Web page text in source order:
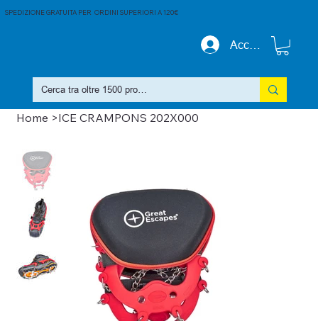
Accedi
SPEDIZIONE GRATUITA PER ORDINI SUPERIORI A 120€
Home >ICE CRAMPONS 202X000